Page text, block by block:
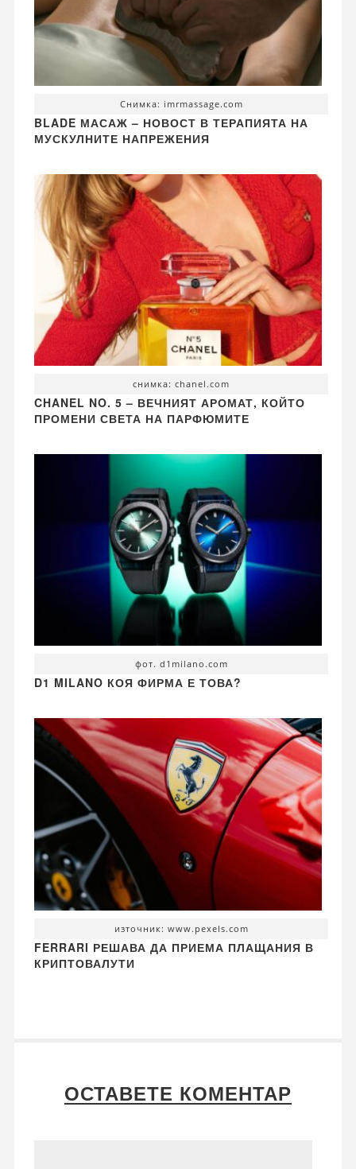
Снимка: imrmassage.com
BLADE МАСАЖ – НОВОСТ В ТЕРАПИЯТА НА
МУСКУЛНИТЕ НАПРЕЖЕНИЯ
снимка: chanel.com
CHANEL NO. 5 – ВЕЧНИЯТ АРОМАТ, КОЙТО
ПРОМЕНИ СВЕТА НА ПАРФЮМИТЕ
фот. d1milano.com
D1 MILANO КОЯ ФИРМА Е ТОВА?
източник: www.pexels.com
FERRARI РЕШАВА ДА ПРИЕМА ПЛАЩАНИЯ В
КРИПТОВАЛУТИ
ОСТАВЕТЕ КОМЕНТАР